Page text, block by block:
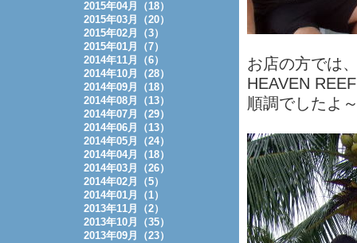
お店の方では
HEAVEN REEF
順調でしたよ
2015年04月（18）
2015年03月（20）
2015年02月（3）
2015年01月（7）
2014年11月（6）
2014年10月（28）
2014年09月（18）
2014年08月（13）
2014年07月（29）
2014年06月（13）
2014年05月（24）
2014年04月（18）
2014年03月（26）
2014年02月（5）
2014年01月（1）
2013年11月（2）
2013年10月（35）
2013年09月（23）